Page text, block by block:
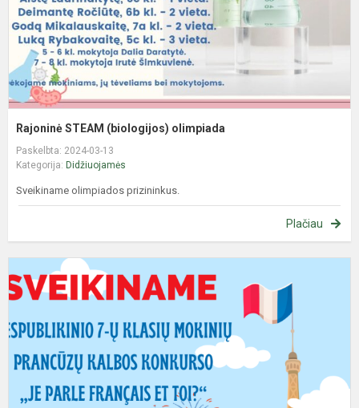
Rajoninė STEAM (biologijos) olimpiada
Paskelbta: 2024-03-13
Kategorija: Didžiuojamės
Sveikiname olimpiados prizininkus.
Plačiau